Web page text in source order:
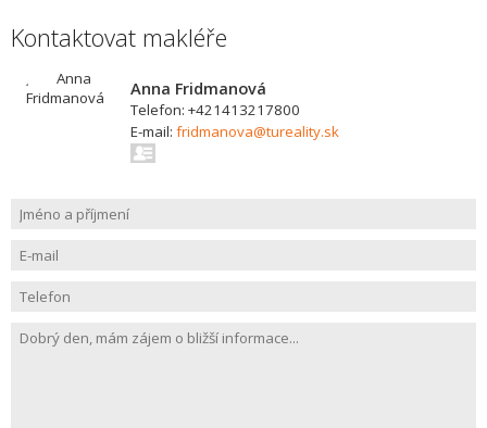
Kontaktovat makléře
Anna Fridmanová
Telefon: +421413217800
E-mail: fridmanova@tureality.sk